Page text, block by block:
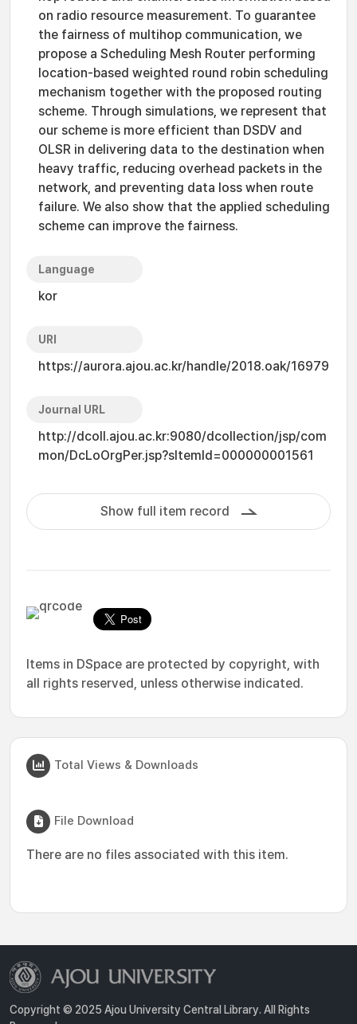
on radio resource measurement. To guarantee
the fairness of multihop communication, we
propose a Scheduling Mesh Router performing
location-based weighted round robin scheduling
mechanism together with the proposed routing
scheme. Through simulations, we represent that
our scheme is more efficient than DSDV and
OLSR in delivering data to the destination when
heavy traffic, reducing overhead packets in the
network, and preventing data loss when route
failure. We also show that the applied scheduling
scheme can improve the fairness.
Language
kor
URI
https://aurora.ajou.ac.kr/handle/2018.oak/16979
Journal URL
http://dcoll.ajou.ac.kr:9080/dcollection/jsp/com
mon/DcLoOrgPer.jsp?sItemId=000000001561
Show full item record
Items in DSpace are protected by copyright, with
all rights reserved, unless otherwise indicated.
Total Views & Downloads
File Download
There are no files associated with this item.
Copyright © 2025 Ajou University Central Library. All Rights